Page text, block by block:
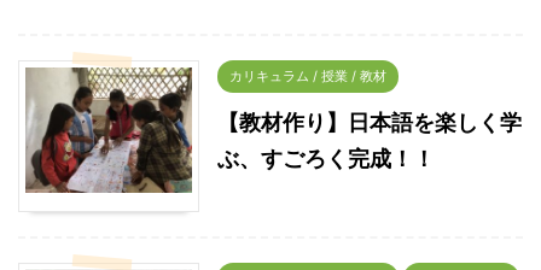
カリキュラム / 授業 / 教材
【教材作り】日本語を楽しく学
ぶ、すごろく完成！！